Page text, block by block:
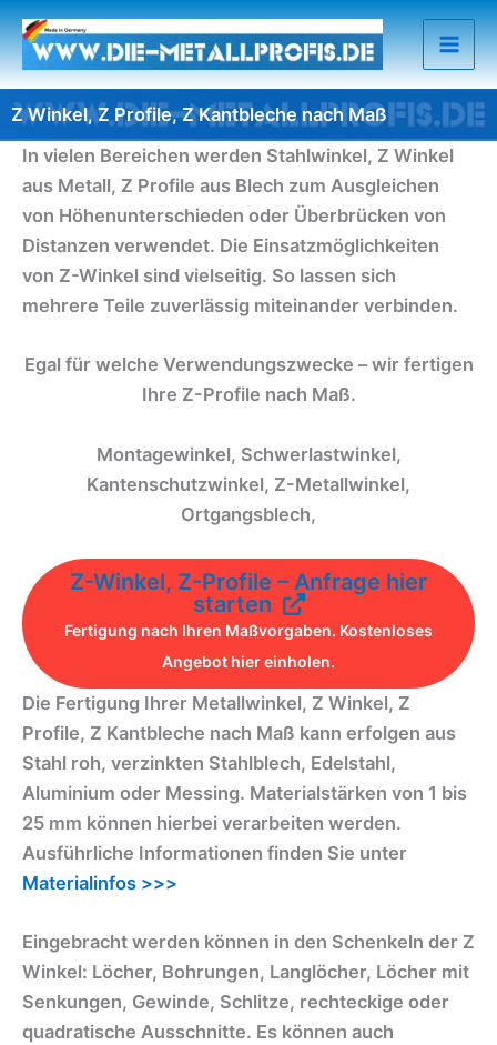
Zum
Inhalt
springen
Z Winkel, Z Profile, Z Kantbleche nach Maß
In vielen Bereichen werden Stahlwinkel, Z Winkel
aus Metall, Z Profile aus Blech zum Ausgleichen
von Höhenunterschieden oder Überbrücken von
Distanzen verwendet. Die Einsatzmöglichkeiten
von Z-Winkel sind vielseitig. So lassen sich
mehrere Teile zuverlässig miteinander verbinden.
Egal für welche Verwendungszwecke – wir fertigen
Ihre Z-Profile nach Maß.
Montagewinkel, Schwerlastwinkel,
Kantenschutzwinkel, Z-Metallwinkel,
Ortgangsblech,
Z-Winkel, Z-Profile – Anfrage hier
starten
Fertigung nach Ihren Maßvorgaben. Kostenloses
Angebot hier einholen.
Die Fertigung Ihrer Metallwinkel, Z Winkel, Z
Profile, Z Kantbleche nach Maß kann erfolgen aus
Stahl roh, verzinkten Stahlblech, Edelstahl,
Aluminium oder Messing. Materialstärken von 1 bis
25 mm können hierbei verarbeiten werden.
Ausführliche Informationen finden Sie unter
Materialinfos >>>
Eingebracht werden können in den Schenkeln der Z
Winkel: Löcher, Bohrungen, Langlöcher, Löcher mit
Senkungen, Gewinde, Schlitze, rechteckige oder
quadratische Ausschnitte. Es können auch